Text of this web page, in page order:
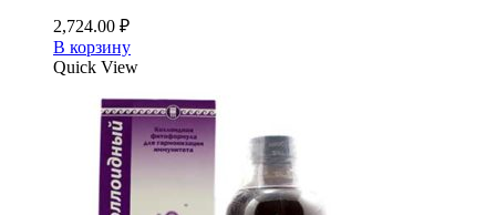
2,724.00 ₽
В корзину
Quick View